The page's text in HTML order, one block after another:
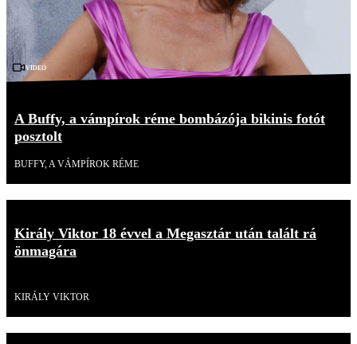
Videó
A Buffy, a vámpírok réme bombázója bikinis fotót
posztolt
BUFFY, A VÁMPÍROK RÉME
Király Viktor 18 évvel a Megasztár után talált rá
önmagára
KIRÁLY VIKTOR